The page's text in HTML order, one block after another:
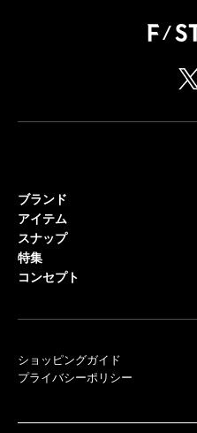
ブランド
アイテム
スナップ
特集
コンセプト
ショッピングガイド
プライバシーポリシー